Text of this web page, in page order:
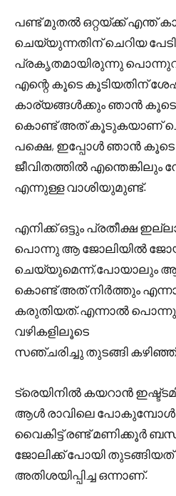
പണ്ട് മുതൽ ഒറ്റയ്ക്ക് എന്ത്
ചെയ്യുന്നതിന് ചെറിയ
പ്രകൃതമായിരുന്നു
എന്റെ കൂടെ കൂടിയതിന്
കാര്യങ്ങൾക്കും ഞാൻ കൂടെ
കൊണ്ട് അത് കൂടുകയാണ്
പക്ഷെ, ഇപ്പോൾ ഞാൻ
ജീവിതത്തിൽ എന്തെങ്കിലും
എന്നുള്ള വാശിയുമുണ്ട്.
എനിക്ക് ഒട്ടും പ്രതീക്ഷ
പൊന്നു ആ ജോലിയിൽ
ചെയ്യുമെന്ന്,പോയാലും
കൊണ്ട് അത് നിർത്തും
കരുതിയത്.എന്നാൽ പൊന്നു
വഴികളിലൂടെ
സഞ്ചരിച്ചു തുടങ്ങി
ട്രെയിനിൽ കയറാൻ
ആൾ രാവിലെ പോകുമ്പോൾ
വൈകിട്ട് രണ്ട് മണിക്കൂർ
ജോലിക്ക് പോയി
അതിശയിപ്പിച്ച ഒന്നാണ്.